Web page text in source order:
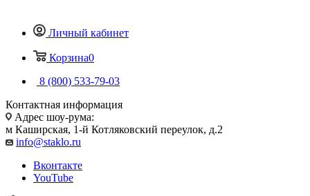
Личный кабинет
Корзина0
8 (800) 533-79-03
Контактная информация
Адрес шоу-рума:
м Каширская, 1-й Котляковский переулок, д.2
info@staklo.ru
Вконтакте
YouTube